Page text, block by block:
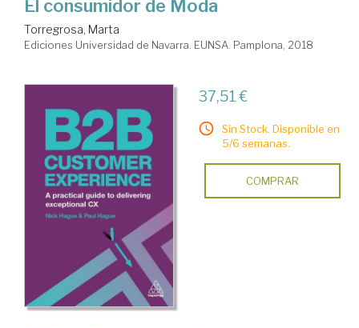
El consumidor de Moda
Torregrosa, Marta
Ediciones Universidad de Navarra. EUNSA. Pamplona, 2018
37,51 €
Sin Stock. Disponible en
5/6 semanas.
COMPRAR